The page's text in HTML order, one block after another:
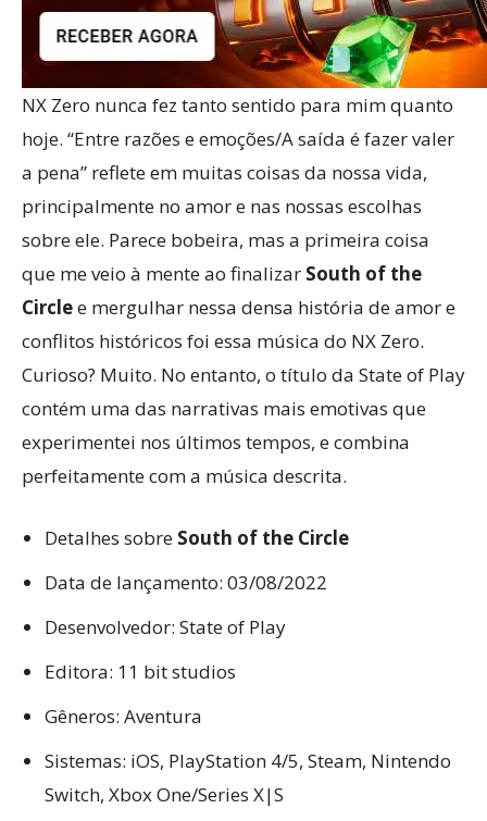
NX Zero nunca fez tanto sentido para mim quanto
hoje. “Entre razões e emoções/A saída é fazer valer
a pena” reflete em muitas coisas da nossa vida,
principalmente no amor e nas nossas escolhas
sobre ele. Parece bobeira, mas a primeira coisa
que me veio à mente ao finalizar South of the
Circlee mergulhar nessa densa história de amor e
conflitos históricos foi essa música do NX Zero.
Curioso? Muito. No entanto, o título da State of Play
contém uma das narrativas mais emotivas que
experimentei nos últimos tempos, e combina
perfeitamente com a música descrita.
Detalhes sobre South of the Circle
Data de lançamento: 03/08/2022
Desenvolvedor: State of Play
Editora: 11 bit studios
Gêneros: Aventura
Sistemas: iOS, PlayStation 4/5, Steam, Nintendo
Switch, Xbox One/Series X|S